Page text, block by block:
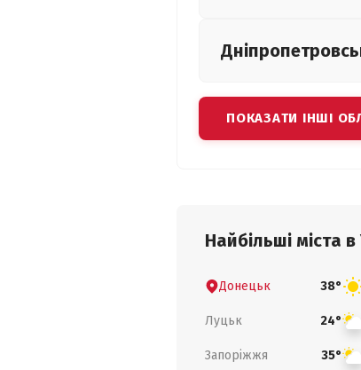
ПОКАЗАТИ ІНШІ
Найбільші міста в
Донецьк 38°
Луцьк 24°
Запоріжжя 35°